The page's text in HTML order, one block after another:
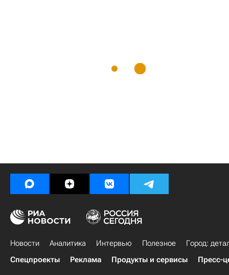
Новости Аналитика Интервью Полезное
Город:
Спецпроекты
Реклама Продукты и сервисы Пресс-